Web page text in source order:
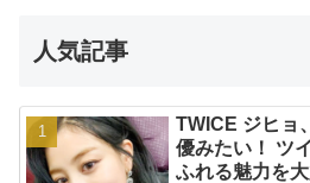
人気記事
TWICE ジヒョ
優みたい！ ツ
ふれる魅力を